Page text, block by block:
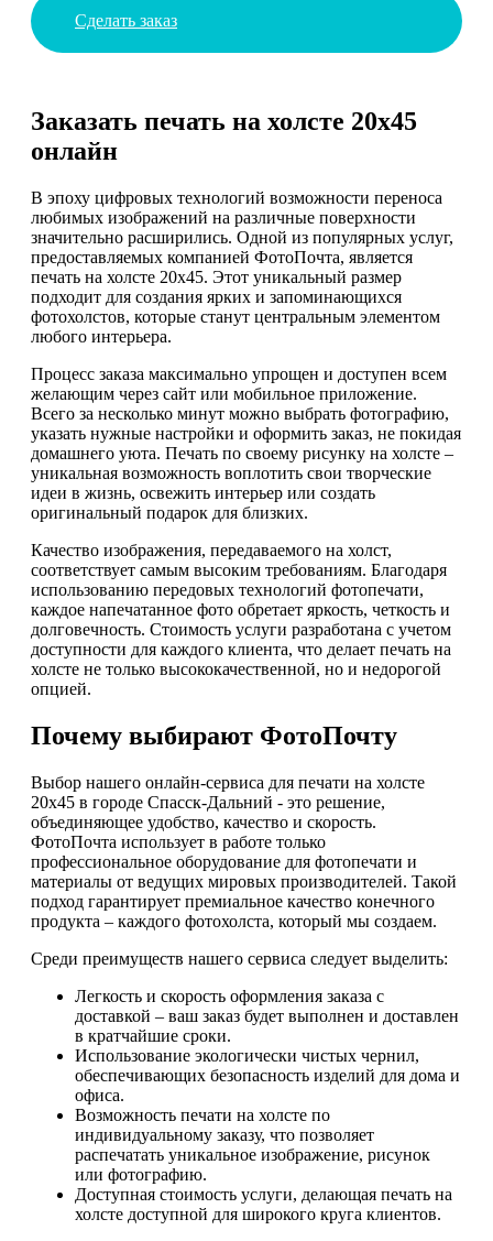
Сделать заказ
Заказать печать на холсте 20х45
онлайн
В эпоху цифровых технологий возможности переноса
любимых изображений на различные поверхности
значительно расширились. Одной из популярных услуг,
предоставляемых компанией ФотоПочта, является
печать на холсте 20х45. Этот уникальный размер
подходит для создания ярких и запоминающихся
фотохолстов, которые станут центральным элементом
любого интерьера.
Процесс заказа максимально упрощен и доступен всем
желающим через сайт или мобильное приложение.
Всего за несколько минут можно выбрать фотографию,
указать нужные настройки и оформить заказ, не покидая
домашнего уюта. Печать по своему рисунку на холсте –
уникальная возможность воплотить свои творческие
идеи в жизнь, освежить интерьер или создать
оригинальный подарок для близких.
Качество изображения, передаваемого на холст,
соответствует самым высоким требованиям. Благодаря
использованию передовых технологий фотопечати,
каждое напечатанное фото обретает яркость, четкость и
долговечность. Стоимость услуги разработана с учетом
доступности для каждого клиента, что делает печать на
холсте не только высококачественной, но и недорогой
опцией.
Почему выбирают ФотоПочту
Выбор нашего онлайн-сервиса для печати на холсте
20х45 в городе Спасск-Дальний - это решение,
объединяющее удобство, качество и скорость.
ФотоПочта использует в работе только
профессиональное оборудование для фотопечати и
материалы от ведущих мировых производителей. Такой
подход гарантирует премиальное качество конечного
продукта – каждого фотохолста, который мы создаем.
Среди преимуществ нашего сервиса следует выделить:
Легкость и скорость оформления заказа с
доставкой – ваш заказ будет выполнен и доставлен
в кратчайшие сроки.
Использование экологически чистых чернил,
обеспечивающих безопасность изделий для дома и
офиса.
Возможность печати на холсте по
индивидуальному заказу, что позволяет
распечатать уникальное изображение, рисунок
или фотографию.
Доступная стоимость услуги, делающая печать на
холсте доступной для широкого круга клиентов.